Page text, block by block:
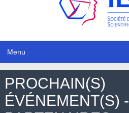
Menu
PROCHAIN(S)
ÉVÉNEMENT(S) -